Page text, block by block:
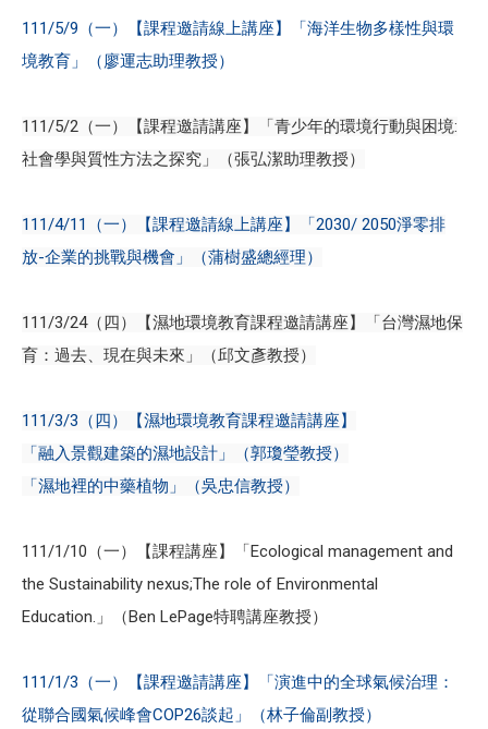
111/5/9（一）【課程邀請線上講座】「海洋生物多樣性與環
境教育」（廖運志助理教授）
111/5/2（一）【課程邀請講座】「青少年的環境行動與困境:
社會學與質性方法之探究」（張弘潔助理教授）
111/4/11（一）【課程邀請線上講座】「2030/ 2050淨零排
放-企業的挑戰與機會」（蒲樹盛總經理）
111/3/24（四）【濕地環境教育課程邀請講座】「台灣濕地保
育：過去、現在與未來」（邱文彥教授）
111/3/3（四）【濕地環境教育課程邀請講座】
「融入景觀建築的濕地設計」（郭瓊瑩教授）
「濕地裡的中藥植物」（吳忠信教授）
111/1/10（一）【課程講座】「Ecological management and
the Sustainability nexus;The role of Environmental
Education.」（Ben LePage特聘講座教授）
111/1/3（一）【課程邀請講座】「演進中的全球氣候治理：
從聯合國氣候峰會COP26談起」（林子倫副教授）